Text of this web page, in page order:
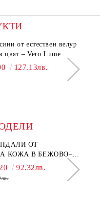
от естествен велур
цвят – Vero Lume
127.13лв.
ОТ
КОЖА В БЕЖОВО–
92.32лв.